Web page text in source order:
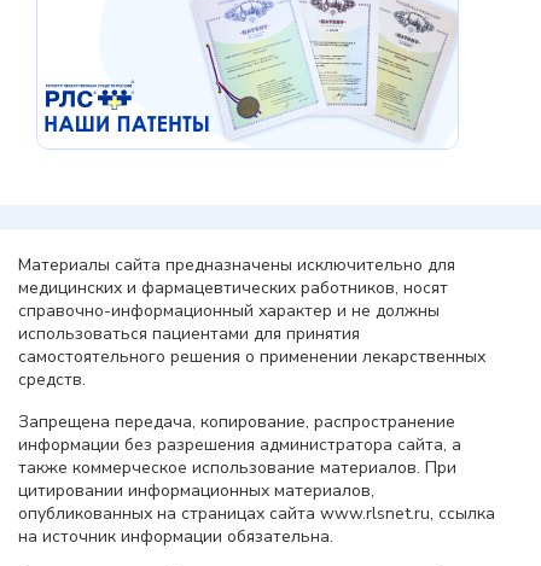
Материалы сайта предназначены исключительно для
медицинских и фармацевтических работников, носят
справочно-информационный характер и не должны
использоваться пациентами для принятия
самостоятельного решения о применении лекарственных
средств.
Запрещена передача, копирование, распространение
информации без разрешения администратора сайта, а
также коммерческое использование материалов. При
цитировании информационных материалов,
опубликованных на страницах сайта www.rlsnet.ru, ссылка
на источник информации обязательна.